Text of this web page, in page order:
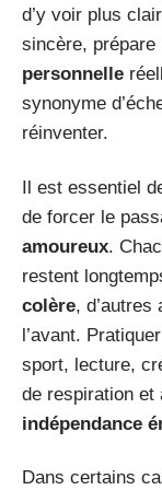
d’y voir plus
sincère, prépare
personnelle
synonyme
réinventer.
Il est essentiel
de forcer le
amoureux.
restent
colère, d’autres
l’avant.
sport, lecture,
de respiration et
indépendance
Dans certains